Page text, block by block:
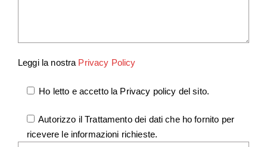
Leggi la nostra Privacy Policy
Ho letto e accetto la Privacy policy del sito.
Autorizzo il Trattamento dei dati che ho fornito per
ricevere le informazioni richieste.